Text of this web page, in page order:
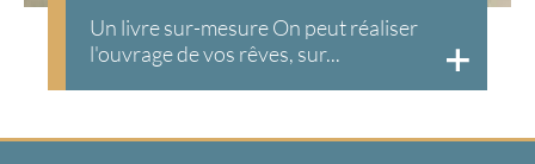
Un livre sur-mesure On peut réaliser
l'ouvrage de vos rêves, sur...